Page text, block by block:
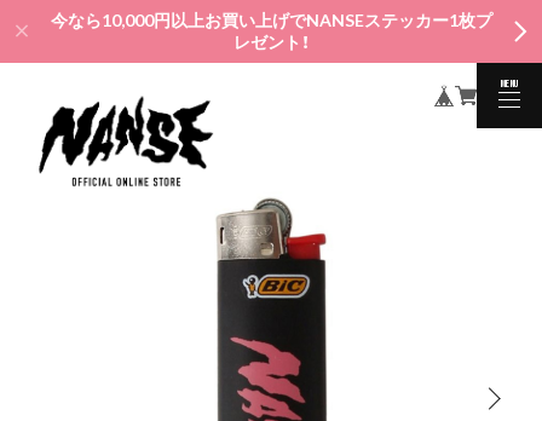
今なら10,000円以上お買い上げでNANSEステッカー1枚プ
レゼント！
MENU
CLOSE